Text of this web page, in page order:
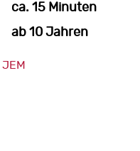
ca. 15 Minuten
ab 10 Jahren
JEM